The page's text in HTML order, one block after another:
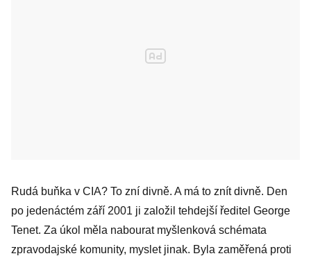
Rudá buňka v CIA? To zní divně. A má to znít divně. Den
po jedenáctém září 2001 ji založil tehdejší ředitel George
Tenet. Za úkol měla nabourat myšlenková schémata
zpravodajské komunity, myslet jinak. Byla zaměřená proti